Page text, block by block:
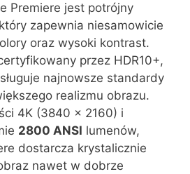
Premiere jest potrójny
zapewnia niesamowicie
oraz wysoki kontrast.
przez HDR10+,
najnowsze standardy
realizmu obrazu.
4K (3840 x 2160) i
2800 ANSI lumenów,
dostarcza krystalicznie
nawet w dobrze